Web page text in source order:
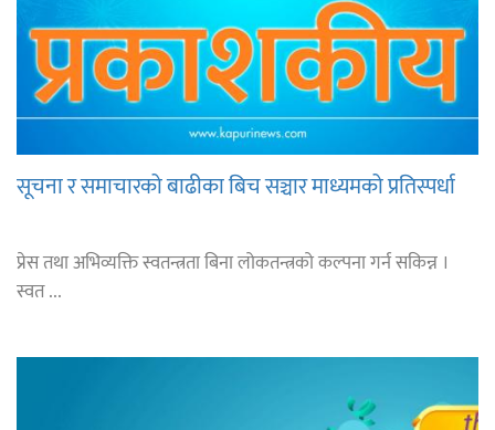
सूचना र समाचारको बाढीका बिच सञ्चार माध्यमको प्रतिस्पर्धा
प्रेस तथा अभिव्यक्ति स्वतन्त्रता बिना लोकतन्त्रको कल्पना गर्न सकिन्न ।
स्वत ...